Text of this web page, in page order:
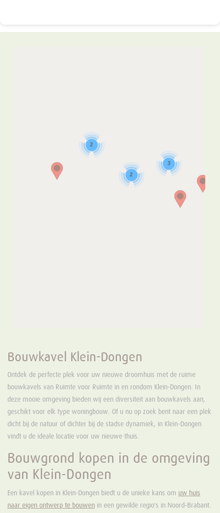
2
2
3
Bouwkavel Klein-Dongen
Ontdek de perfecte plek voor uw nieuwe droomhuis met de ruime
bouwkavels van Ruimte voor Ruimte in en rondom Klein-Dongen. In
deze mooie omgeving bieden wij een diversiteit aan bouwkavels aan,
geschikt voor elk type woningbouw. Of u nu op zoek bent naar een plek
dicht bij de natuur of dichter bij de stadse dynamiek, in Klein-Dongen
vindt u de ideale locatie voor uw nieuwe thuis.
Bouwgrond kopen in de omgeving
van Klein-Dongen
Een kavel kopen in Klein-Dongen biedt u de unieke kans om uw huis
naar eigen ontwerp te bouwen in een gewilde regio's in Noord-Brabant.